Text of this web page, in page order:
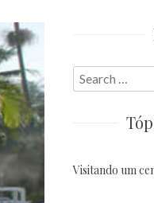
Search
for:
Visitando um